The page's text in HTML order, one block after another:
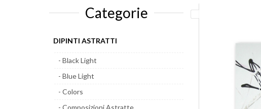
Categorie
DIPINTI ASTRATTI
- Black Light
- Blue Light
- Colors
- Composizioni Astratte